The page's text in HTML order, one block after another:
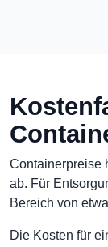
Containerpreise
ab. Für
Bereich von
Die Kosten für